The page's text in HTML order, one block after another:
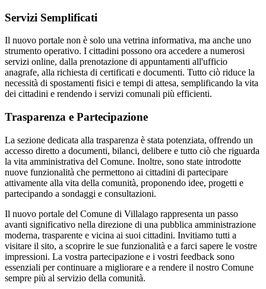
Servizi Semplificati
Il nuovo portale non è solo una vetrina informativa, ma anche uno
strumento operativo. I cittadini possono ora accedere a numerosi
servizi online, dalla prenotazione di appuntamenti all'ufficio
anagrafe, alla richiesta di certificati e documenti. Tutto ciò riduce la
necessità di spostamenti fisici e tempi di attesa, semplificando la vita
dei cittadini e rendendo i servizi comunali più efficienti.
Trasparenza e Partecipazione
La sezione dedicata alla trasparenza è stata potenziata, offrendo un
accesso diretto a documenti, bilanci, delibere e tutto ciò che riguarda
la vita amministrativa del Comune. Inoltre, sono state introdotte
nuove funzionalità che permettono ai cittadini di partecipare
attivamente alla vita della comunità, proponendo idee, progetti e
partecipando a sondaggi e consultazioni.
Il nuovo portale del Comune di Villalago rappresenta un passo
avanti significativo nella direzione di una pubblica amministrazione
moderna, trasparente e vicina ai suoi cittadini. Invitiamo tutti a
visitare il sito, a scoprire le sue funzionalità e a farci sapere le vostre
impressioni. La vostra partecipazione e i vostri feedback sono
essenziali per continuare a migliorare e a rendere il nostro Comune
sempre più al servizio della comunità.